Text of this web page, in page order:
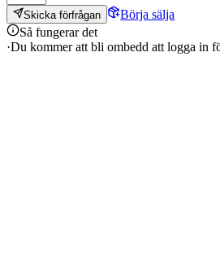
Skicka förfrågan
Börja sälja
Så fungerar det
·Du kommer att bli ombedd att logga in